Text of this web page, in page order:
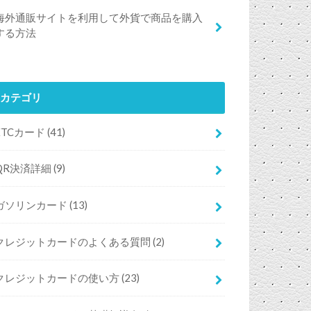
外通販サイトを利用して外貨で商品を購入
る方法
カテゴリ
カード(41)
決済詳細(9)
ソリンカード(13)
レジットカードのよくある質問(2)
レジットカードの使い方(23)